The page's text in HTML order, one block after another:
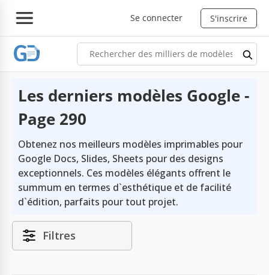
Se connecter S'inscrire
Les derniers modèles Google -
Page 290
Obtenez nos meilleurs modèles imprimables pour
Google Docs, Slides, Sheets pour des designs
exceptionnels. Ces modèles élégants offrent le
summum en termes d`esthétique et de facilité
d`édition, parfaits pour tout projet.
Filtres